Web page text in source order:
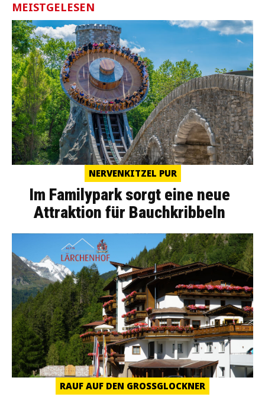
MEISTGELESEN
NERVENKITZEL PUR
Im Familypark sorgt eine neue
Attraktion für Bauchkribbeln
RAUF AUF DEN GROSSGLOCKNER